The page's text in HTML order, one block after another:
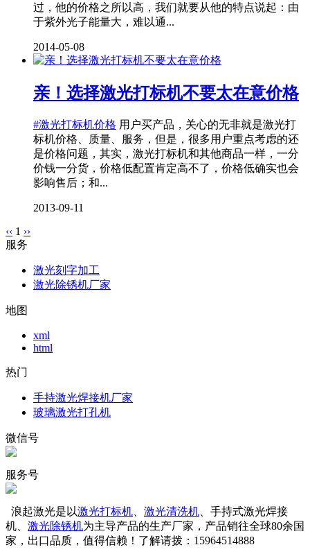
过，他的价格之所以高，我们就要从他的特点说起：由
于紫外光子能量大，难以通...
2014-05-08
亲！选择激光打标机不要太在意价格
#激光打标机价格 用户买产品，关心的无非就是激光打
标机价格、质量、服务，但是，很多用户重点考虑的还
是价格问题，其实，激光打标机和其他商品一样，一分
价钱一分货，价格低配置肯定高不了，价格低确实也会
影响售后；和...
2013-09-11
‹‹ 1 ››
服务
激光刻字加工
激光除锈机厂家
地图
xml
html
热门
手持激光焊接机厂家
玻璃激光打孔机
微信号
服务号
浪起激光是以激光打标机 激光清洗机 、手持式激光焊接
机、 激光除锈机为主导产品的生产厂家，产品销往全球80余国
家，出口品质，值得信赖！了解请拨：15964514888